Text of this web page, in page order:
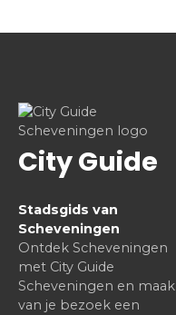
City Guide
Stadsgids van
Scheveningen
Ontdek Scheveningen
met City Guide
Scheveningen en maak
van je bezoek een